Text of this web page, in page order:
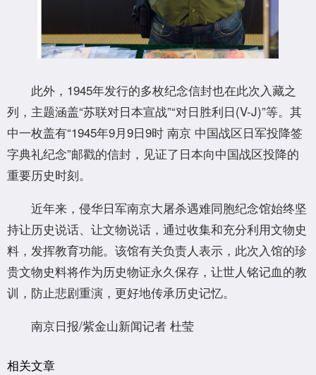
此外，1945年发行的多枚纪念信封也在此次入藏之
列，主题涵盖“苏联对日本宣战”“对日胜利日(V-J)”等。其
中一枚盖有“1945年9月9日9时 南京 中国战区日军投降签
字典礼纪念”邮戳的信封，见证了日本向中国战区投降的
重要历史时刻。
近年来，侵华日军南京大屠杀遇难同胞纪念馆始终坚
持让历史说话、让文物说话，通过收集和充分利用文物史
料，发挥教育功能。该馆有关负责人表示，此次入馆的珍
贵文物史料将作为历史物证永久保存，让世人铭记血的教
训，防止悲剧重演，更好地传承历史记忆。
南京日报/紫金山新闻记者 杜莹
相关文章